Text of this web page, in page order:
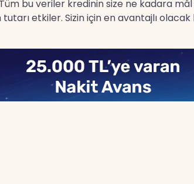
bu veriler kredinin size ne kadara
etkiler. Sizin için en avantajlı